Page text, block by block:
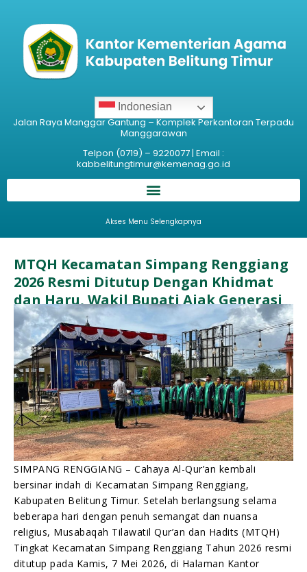
Jalan Raya Manggar Gantung – Komplek Perkantoran Terpadu
Manggarawan
Telpon (0719) – 9220077 | Email :
kabbelitungtimur@kemenag.go.id
Indonesian
Akses Menu Selengkapnya
MTQH Kecamatan Simpang Renggiang
2026 Resmi Ditutup Dengan Khidmat
dan Haru, Wakil Bupati Ajak Generasi
Muda Dekat dengan Al-Qur’an
Humas Kemenag Beltim 08/05/2026
SIMPANG RENGGIANG – Cahaya Al-Qur’an kembali
bersinar indah di Kecamatan Simpang Renggiang,
Kabupaten Belitung Timur. Setelah berlangsung selama
beberapa hari dengan penuh semangat dan nuansa
religius, Musabaqah Tilawatil Qur’an dan Hadits (MTQH)
Tingkat Kecamatan Simpang Renggiang Tahun 2026 resmi
ditutup pada Kamis, 7 Mei 2026, di Halaman Kantor